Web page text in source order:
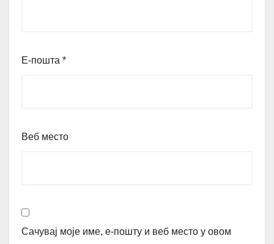
Е-пошта *
Веб место
Сачувај моје име, е-пошту и веб место у овом